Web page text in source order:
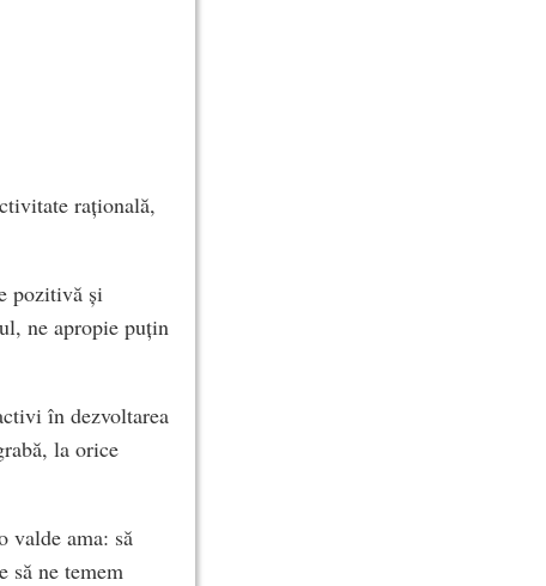
rațională,
pozitivă și
ne apropie puțin
în dezvoltarea
la orice
valde ama: să
ne temem